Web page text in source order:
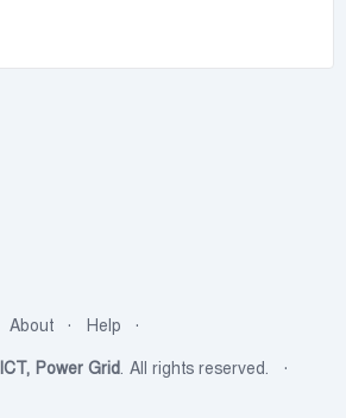
About
Help
ICT, Power Grid. All rights reserved.